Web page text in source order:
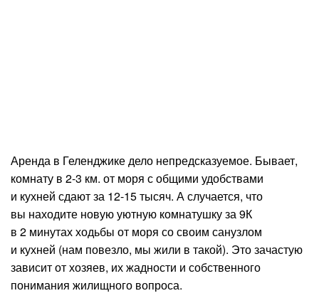
Аренда в Геленджике дело непредсказуемое. Бывает,
комнату в 2-3 км. от моря с общими удобствами
и кухней сдают за 12-15 тысяч. А случается, что
вы находите новую уютную комнатушку за 9К
в 2 минутах ходьбы от моря со своим санузлом
и кухней (нам повезло, мы жили в такой). Это зачастую
зависит от хозяев, их жадности и собственного
понимания жилищного вопроса.